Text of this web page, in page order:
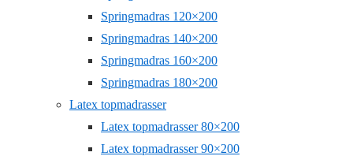
Springmadras 120×200
Springmadras 140×200
Springmadras 160×200
Springmadras 180×200
Latex topmadrasser
Latex topmadrasser 80×200
Latex topmadrasser 90×200